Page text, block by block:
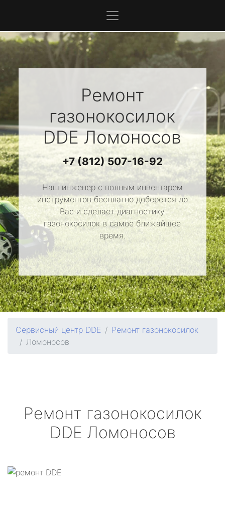
Ремонт
газонокосилок
DDEЛомоносов
+7 (812) 507-16-92
Наш инженер с полным инвентарем
инструментов бесплатно доберется до
Вас и сделает диагностику
газонокосилок в самое ближайшее
время.
Сервисный центр DDE
Ремонт газонокосилок
Ломоносов
Ремонт газонокосилок
DDE Ломоносов